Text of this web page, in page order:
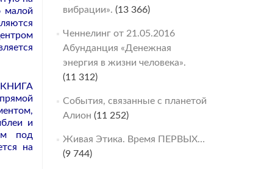
малой
и
под
на
вибрации». (13 366)
Ченнелинг от 21.05.2016
Абунданция «Денежная
энергия в жизни человека».
(11 312)
События, связанные с планетой
Алион (11 252)
Живая Этика. Время ПЕРВЫХ…
(9 744)